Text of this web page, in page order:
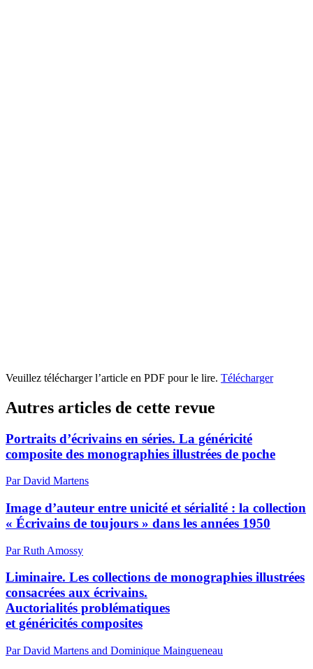
Veuillez télécharger l’article en PDF pour le lire. Télécharger
Autres articles de cette revue
Portraits d’écrivains en séries. La généricité
composite des monographies illustrées de poche
Par David Martens
Image d’auteur entre unicité et sérialité : la collection
« Écrivains de toujours » dans les années 1950
Par Ruth Amossy
Liminaire. Les collections de monographies illustrées
consacrées aux écrivains.
Auctorialités problématiques
et généricités composites
Par David Martens and Dominique Maingueneau